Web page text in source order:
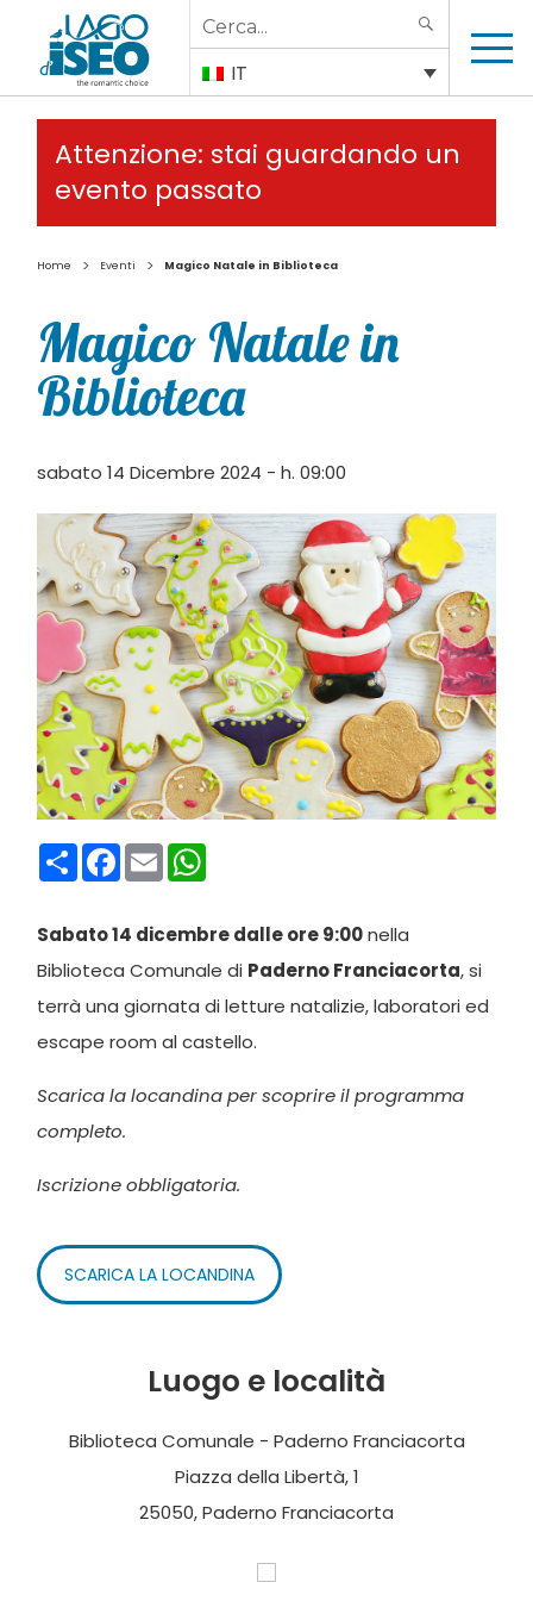
Search
for:
IT
Attenzione: stai guardando un
evento passato
Home > Eventi > Magico Natale in Biblioteca
Magico Natale in
Biblioteca
sabato 14 Dicembre 2024 - h. 09:00
CondividiFacebook
Email
Sabato 14 dicembre dalle ore 9:00nella
Biblioteca Comunale di Paderno Franciacorta, si
terrà una giornata di letture natalizie, laboratori ed
escape room al castello.
Scarica la locandina per scoprire il programma
completo.
Iscrizione obbligatoria.
SCARICA LA LOCANDINA
Luogo e località
Biblioteca Comunale - Paderno Franciacorta
Piazza della Libertà, 1
25050, Paderno Franciacorta